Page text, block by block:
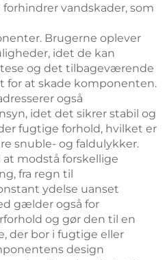
vandskader, som
Brugerne oplever
idet de kan
og det tilbageværende
for at skade komponenten.
også
idet det sikrer stabil og
fugtige forhold, hvilket er
snuble- og faldulykker.
modstå forskellige
fra regn til
ydelse uanset
gælder også for
og gør den til en
der bor i fugtige eller
design